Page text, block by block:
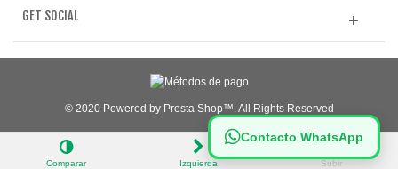
GET SOCIAL
Contacto WhatsApp
© 2020 Powered by Presta Shop™. All Rights Reserved
Comparar Izquierda Subir